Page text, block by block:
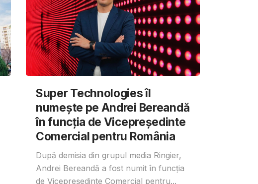
Super Technologies îl
numește pe Andrei Bereandă
în funcția de Vicepreședinte
Comercial pentru România
După demisia din grupul media Ringier,
Andrei Bereandă a fost numit în funcția
de Vicepreședinte Comercial pentru...